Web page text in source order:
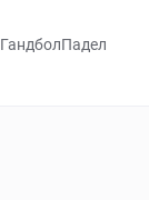
ГандболПадел